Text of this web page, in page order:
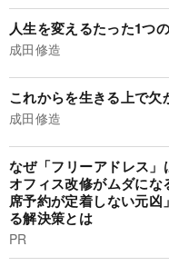
人生を変えるたった1つ
成田修造
これからを生きる上で欠
成田修造
なぜ「フリーアドレス
オフィス改修がムダに
席予約が定着しない元
る解決策とは
PR